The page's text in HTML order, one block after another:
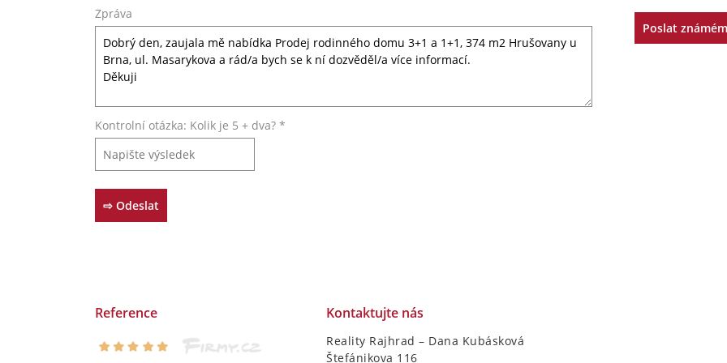
Zpráva
Kontrolní otázka: Kolik je 5 + dva? *
Poslat
Reference Kontaktujte nás
Reality Rajhrad – Dana Kubásková
Štefánikova 116